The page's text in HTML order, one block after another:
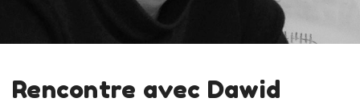
Rencontre avec Dawid